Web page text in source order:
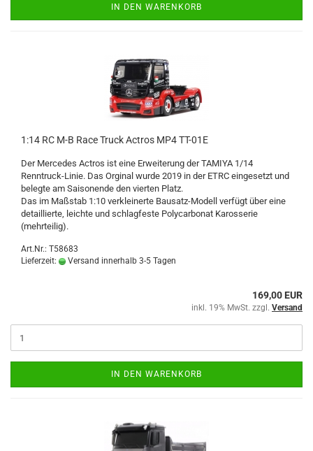
IN DEN WARENKORB
1:14 RC M-B Race Truck Actros MP4 TT-01E
Der Mercedes Actros ist eine Erweiterung der TAMIYA 1/14
Renntruck-Linie. Das Orginal wurde 2019 in der ETRC eingesetzt und
belegte am Saisonende den vierten Platz.
Das im Maßstab 1:10 verkleinerte Bausatz-Modell verfügt über eine
detaillierte, leichte und schlagfeste Polycarbonat Karosserie
(mehrteilig).
Art.Nr.: T58683
Lieferzeit:
Versand innerhalb 3-5 Tagen
169,00 EUR
inkl. 19% MwSt. zzgl. Versand
IN DEN WARENKORB